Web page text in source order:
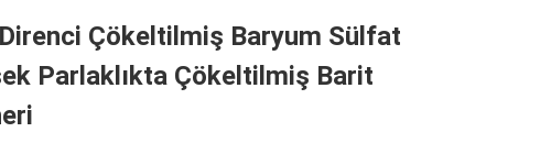
Çökeltilmiş Baryum Sülfat
Parlaklıkta Çökeltilmiş Barit